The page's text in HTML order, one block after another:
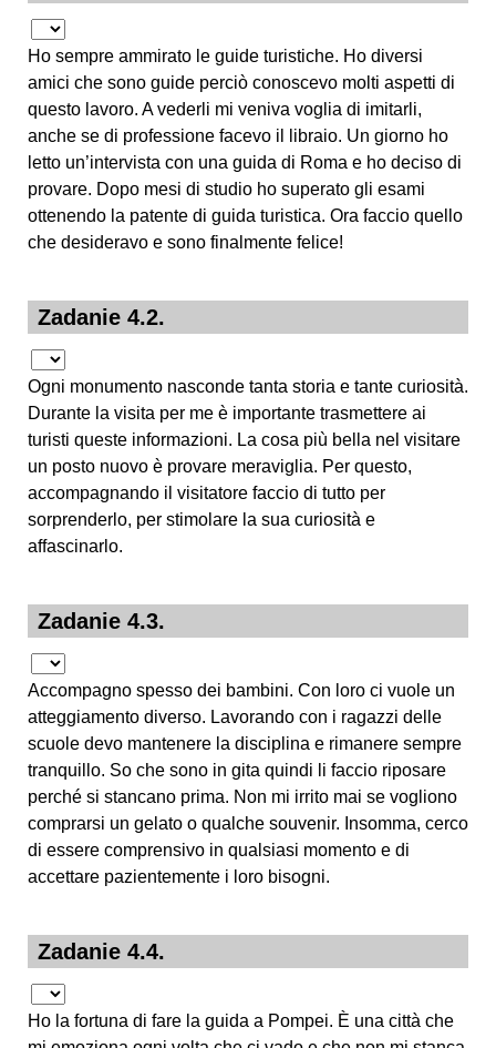
Ho sempre ammirato le guide turistiche. Ho diversi
amici che sono guide perciò conoscevo molti aspetti di
questo lavoro. A vederli mi veniva voglia di imitarli,
anche se di professione facevo il libraio. Un giorno ho
letto un’intervista con una guida di Roma e ho deciso di
provare. Dopo mesi di studio ho superato gli esami
ottenendo la patente di guida turistica. Ora faccio quello
che desideravo e sono finalmente felice!
Zadanie 4.2.
Ogni monumento nasconde tanta storia e tante curiosità.
Durante la visita per me è importante trasmettere ai
turisti queste informazioni. La cosa più bella nel visitare
un posto nuovo è provare meraviglia. Per questo,
accompagnando il visitatore faccio di tutto per
sorprenderlo, per stimolare la sua curiosità e
affascinarlo.
Zadanie 4.3.
Accompagno spesso dei bambini. Con loro ci vuole un
atteggiamento diverso. Lavorando con i ragazzi delle
scuole devo mantenere la disciplina e rimanere sempre
tranquillo. So che sono in gita quindi li faccio riposare
perché si stancano prima. Non mi irrito mai se vogliono
comprarsi un gelato o qualche souvenir. Insomma, cerco
di essere comprensivo in qualsiasi momento e di
accettare pazientemente i loro bisogni.
Zadanie 4.4.
Ho la fortuna di fare la guida a Pompei. È una città che